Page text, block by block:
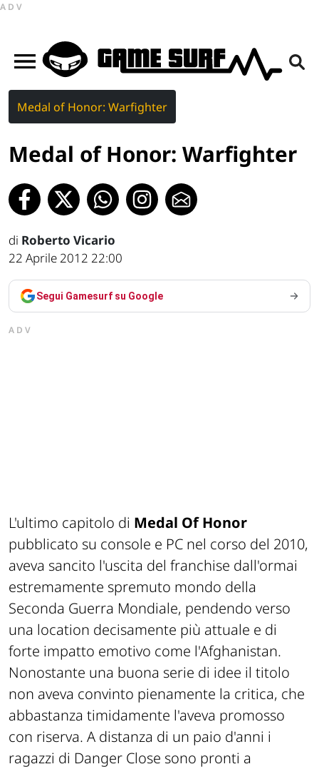
ADV
Medal of Honor: Warfighter
Medal of Honor: Warfighter
di Roberto Vicario
22 Aprile 2012 22:00
Segui Gamesurf su Google
ADV
L'ultimo capitolo di Medal Of Honor
pubblicato su console e PC nel corso del 2010,
aveva sancito l'uscita del franchise dall'ormai
estremamente spremuto mondo della
Seconda Guerra Mondiale, pendendo verso
una location decisamente più attuale e di
forte impatto emotivo come l'Afghanistan.
Nonostante una buona serie di idee il titolo
non aveva convinto pienamente la critica, che
abbastanza timidamente l'aveva promosso
con riserva. A distanza di un paio d'anni i
ragazzi di Danger Close sono pronti a